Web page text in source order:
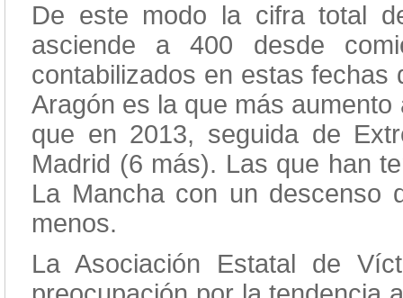
De este modo la cifra total
asciende a 400 desde
contabilizados en estas fechas
Aragón es la que más
que en 2013, seguida de
Madrid (6 más). Las que han
La Mancha con un descenso
menos.
La Asociación Estatal de